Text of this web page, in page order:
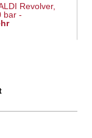
Revolver,
bar -